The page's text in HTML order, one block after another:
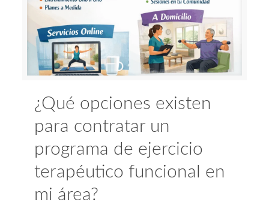
¿Qué opciones existen
para contratar un
programa de ejercicio
terapéutico funcional en
mi área?